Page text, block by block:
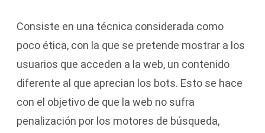
Consiste en una técnica considerada como
poco ética, con la que se pretende mostrar a los
usuarios que acceden a la web, un contenido
diferente al que aprecian los bots. Esto se hace
con el objetivo de que la web no sufra
penalización por los motores de búsqueda,